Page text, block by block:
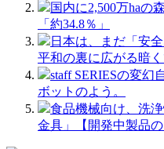
国内に2,500万haの
「約34.8％」
日本は、まだ「安
平和の裏に広がる暗
staff SERIESの変幻
ボットのよう。
食品機械向け、洗
金具」【開発中製品の